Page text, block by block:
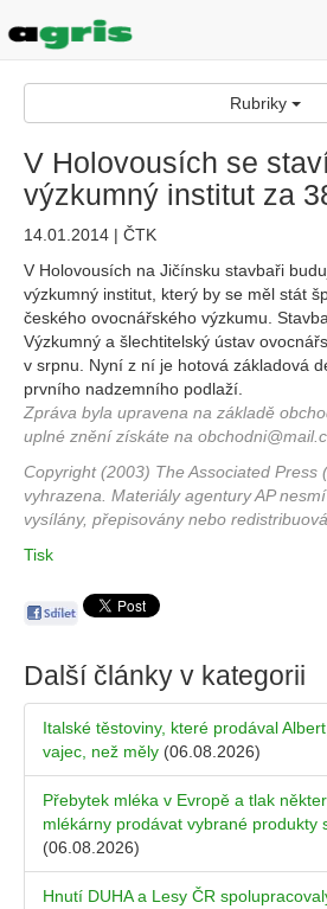
Rubriky
V Holovousích se
výzkumný institut za
14.01.2014 | ČTK
V Holovousích na Jičínsku stavbaři
výzkumný institut, který by se měl stát
českého ovocnářského výzkumu.
Výzkumný a šlechtitelský ústav
v srpnu. Nyní z ní je hotová základová
prvního nadzemního podlaží.
Zpráva byla upravena na základě
uplné znění získáte na
Copyright (2003) The Associated Press
vyhrazena. Materiály agentury AP
vysílány, přepisovány nebo
Tisk
Další články v kategorii
Italské těstoviny, které prodával
vajec, než měly (06.08.2026)
Přebytek mléka v Evropě a tlak
mlékárny prodávat vybrané produkty
(06.08.2026)
Hnutí DUHA a Lesy ČR